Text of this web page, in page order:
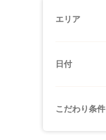
エリア
日付
こだわり条件